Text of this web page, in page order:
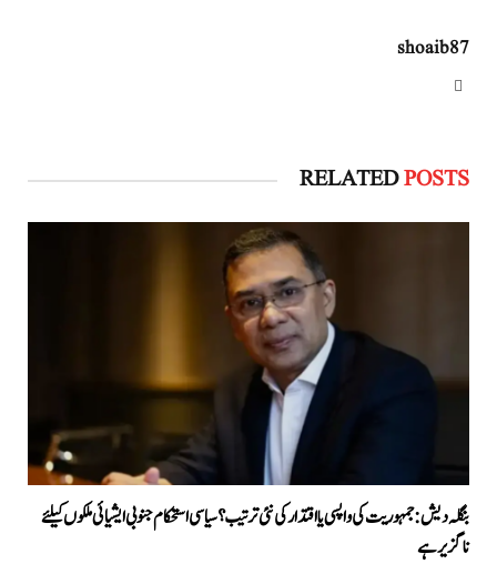
shoaib87
RELATEDPOSTS
بنگلہ دیش: جمہوریت کی واپسی یا اقتدار کی نئی ترتیب؟ سیاسی استحکام جنوبی ایشیائی ملکوں کیلئے
ناگزیر ہے